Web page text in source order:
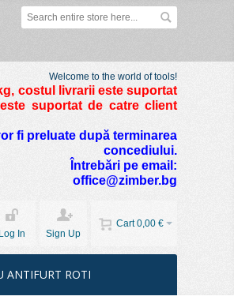
Welcome to the world of tools!
, costul livrarii este suportat
suportat de catre client
fi preluate după terminarea
concediului.
Întrebări pe email:
office@zimber.bg
Cart 0,00 €
Log In Sign Up
ANTIFURT ROTI